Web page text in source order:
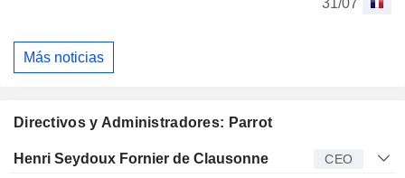
31/07
Más noticias
Directivos y Administradores: Parrot
Director Puesto Edad Desde
Henri Seydoux Fornier de Clausonne CEO